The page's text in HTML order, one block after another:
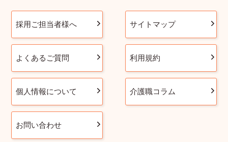
採用ご担当者様へ サイトマップ
よくあるご質問 利用規約
個人情報について 介護職コラム
お問い合わせ